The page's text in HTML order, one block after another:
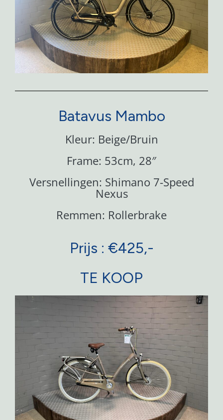
Batavus Mambo
Kleur: Beige/Bruin
Frame: 53cm, 28″
Versnellingen: Shimano 7-Speed
Nexus
Remmen: Rollerbrake
Prijs : €425,-
TE KOOP